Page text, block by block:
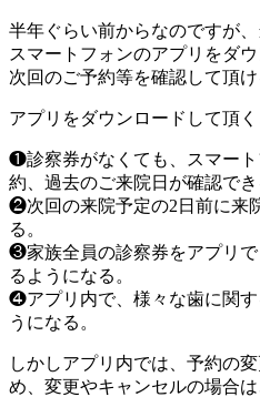
半年ぐらい前からなのですが
スマートフォンのアプリをダ
次回のご予約等を確認して頂け
アプリをダウンロードして頂
❶診察券がなくても、スマー
約、過去のご来院日が確認でき
❷次回の来院予定の2日前に来
る。
❸家族全員の診察券をアプリ
るようになる。
❹アプリ内で、様々な歯に関
うになる。
しかしアプリ内では、予約の
め、変更やキャンセルの場合